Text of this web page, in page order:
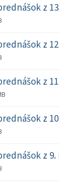
z
z
z
z
z